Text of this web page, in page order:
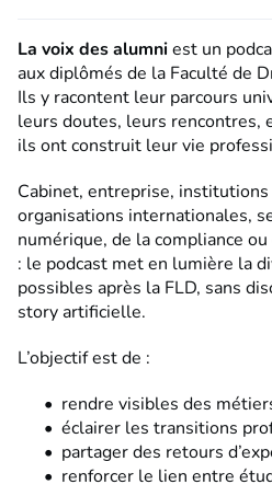
La voix des alumniest un
aux diplômés de la Faculté de
Ils y racontent leur parcours
leurs doutes, leurs rencontres,
ils ont construit leur vie
Cabinet, entreprise,
organisations internationales,
numérique, de la compliance
: le podcast met en lumière la
possibles après la FLD, sans
story artificielle.
L’objectif est de :
rendre visibles des
éclairer les transitions
partager des retours
renforcer le lien entre